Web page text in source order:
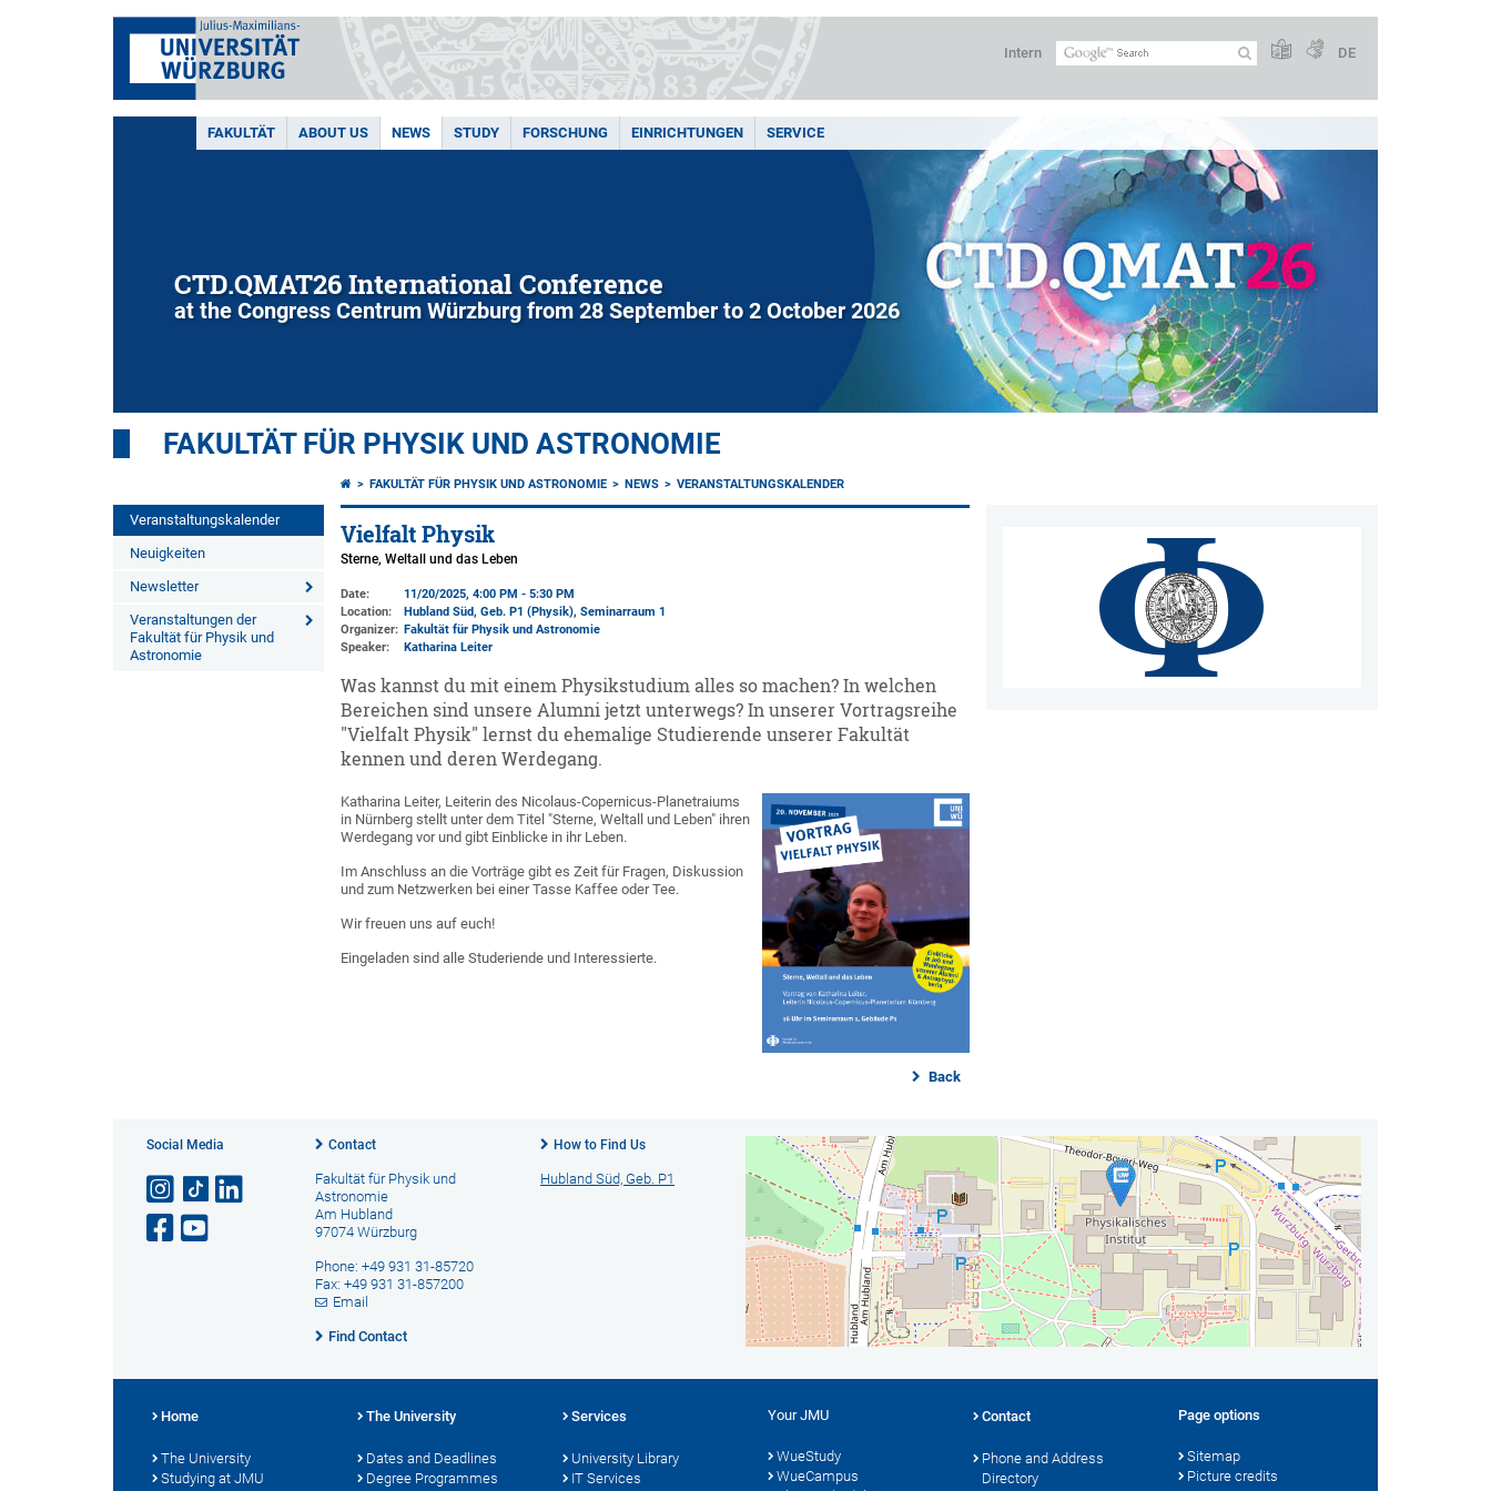
Intern DE
FAKULTÄT ABOUT US NEWS STUDY FORSCHUNG EINRICHTUNGEN SERVICE
CTD.QMAT26 International Conference
at the Congress Centrum Würzburg from 28 September to 2 October 2026
FAKULTÄT FÜR PHYSIK UND ASTRONOMIE
Veranstaltungskalender
Neuigkeiten
Newsletter
Veranstaltungen der
Fakultät für Physik und
Astronomie
FAKULTÄT FÜR PHYSIK UND ASTRONOMIE NEWS VERANSTALTUNGSKALENDER
Vielfalt Physik
Sterne, Weltall und das Leben
Date:
11/20/2025, 4:00 PM - 5:30 PM
Location:
Hubland Süd, Geb. P1 (Physik), Seminarraum 1
Organizer: Fakultät für Physik und Astronomie
Speaker:
Katharina Leiter
Was kannst du mit einem Physikstudium alles so machen? In welchen
Bereichen sind unsere Alumni jetzt unterwegs? In unserer Vortragsreihe
"Vielfalt Physik" lernst du ehemalige Studierende unserer Fakultät
kennen und deren Werdegang.
Katharina Leiter, Leiterin des Nicolaus-Copernicus-Planetraiums
in Nürnberg stellt unter dem Titel "Sterne, Weltall und Leben" ihren
Werdegang vor und gibt Einblicke in ihr Leben.
Im Anschluss an die Vorträge gibt es Zeit für Fragen, Diskussion
und zum Netzwerken bei einer Tasse Kaffee oder Tee.
Wir freuen uns auf euch!
Eingeladen sind alle Studeriende und Interessierte.
Back
Social Media Contact
Fakultät für Physik und
Astronomie
Am Hubland
97074 Würzburg
Phone: +49 931 31-85720
Fax: +49 931 31-857200
Email
Find Contact
How to Find Us
Hubland Süd, Geb. P1
Home
The University
Studying at JMU
The University
Dates and Deadlines
Degree Programmes
Services
University Library
IT Services
Your JMU
WueStudy
WueCampus
Contact
Phone and Address
Directory
Page options
Sitemap
Picture credits